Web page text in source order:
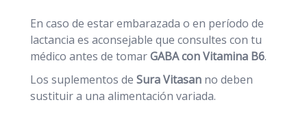
En caso de estar embarazada o en período de
lactancia es aconsejable que consultes con tu
médico antes de tomarGABA con Vitamina B6.
Los suplementos de Sura Vitasan no deben
sustituir a una alimentación variada.